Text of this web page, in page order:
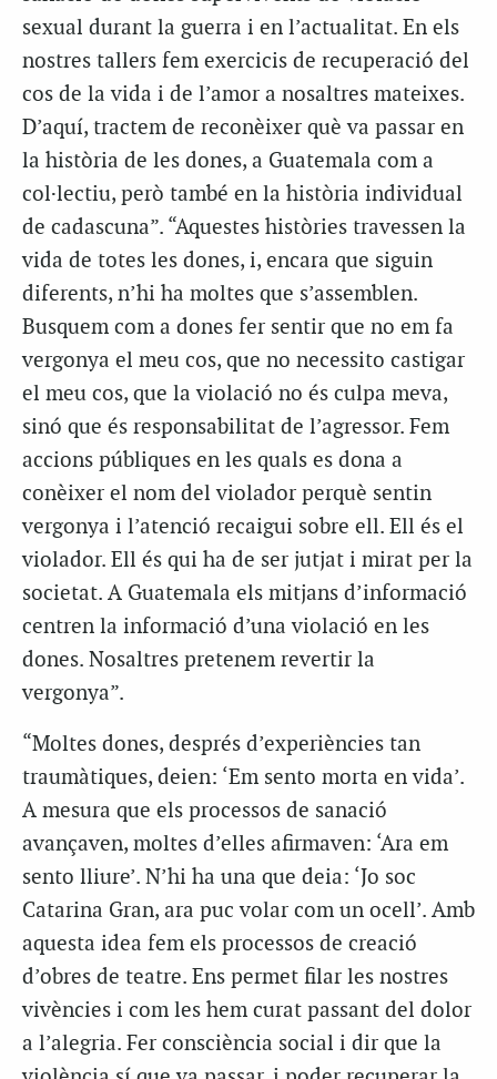
sexual durant la guerra i en l’actualitat. En els
nostres tallers fem exercicis de recuperació del
cos de la vida i de l’amor a nosaltres mateixes.
D’aquí, tractem de reconèixer què va passar en
la història de les dones, a Guatemala com a
col·lectiu, però també en la història individual
de cadascuna”. “Aquestes històries travessen la
vida de totes les dones, i, encara que siguin
diferents, n’hi ha moltes que s’assemblen.
Busquem com a dones fer sentir que no em fa
vergonya el meu cos, que no necessito castigar
el meu cos, que la violació no és culpa meva,
sinó que és responsabilitat de l’agressor. Fem
accions públiques en les quals es dona a
conèixer el nom del violador perquè sentin
vergonya i l’atenció recaigui sobre ell. Ell és el
violador. Ell és qui ha de ser jutjat i mirat per la
societat. A Guatemala els mitjans d’informació
centren la informació d’una violació en les
dones. Nosaltres pretenem revertir la
vergonya”.
“Moltes dones, després d’experiències tan
traumàtiques, deien: ‘Em sento morta en vida’.
A mesura que els processos de sanació
avançaven, moltes d’elles afirmaven: ‘Ara em
sento lliure’. N’hi ha una que deia: ‘Jo soc
Catarina Gran, ara puc volar com un ocell’. Amb
aquesta idea fem els processos de creació
d’obres de teatre. Ens permet filar les nostres
vivències i com les hem curat passant del dolor
a l’alegria. Fer consciència social i dir que la